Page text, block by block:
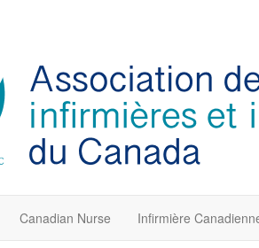
Canadian Nurse Infirmière